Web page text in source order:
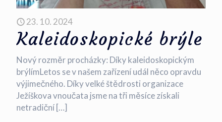
23. 10. 2024
Kaleidoskopické brýle
Nový rozměr procházky: Díky kaleidoskopickým
brýlímLetos se v našem zařízení udál něco opravdu
výjimečného. Díky velké štědrosti organizace
Ježíškova vnoučata jsme na tři měsíce získali
netradiční […]